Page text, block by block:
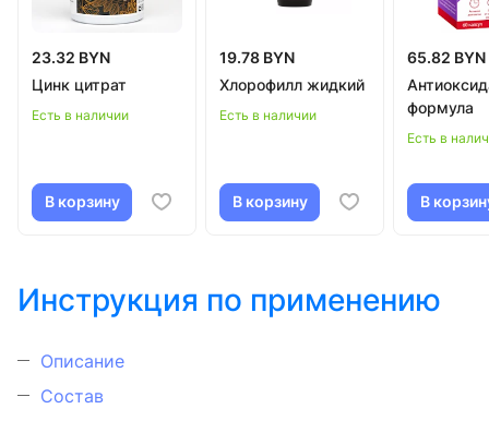
23.32 BYN
Цинк цитрат
Есть в наличии
В корзину
19.78 BYN
Хлорофилл жидкий
Есть в наличии
В корзину
65.82 BYN
формула
Есть в
В
Инструкция по применению
Описание
Состав